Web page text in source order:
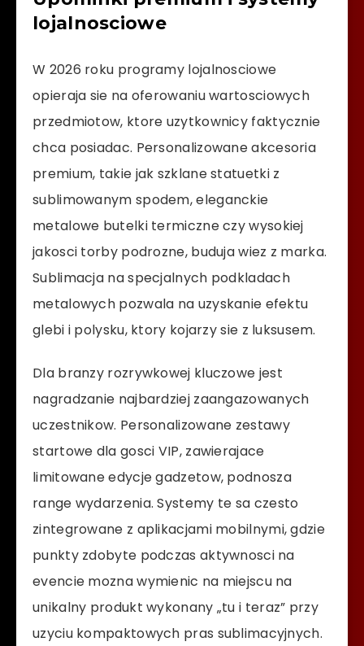
lojalnosciowe
W 2026 roku programy lojalnosciowe
opieraja sie na oferowaniu wartosciowych
przedmiotow, ktore uzytkownicy faktycznie
chca posiadac. Personalizowane akcesoria
premium, takie jak szklane statuetki z
sublimowanym spodem, eleganckie
metalowe butelki termiczne czy wysokiej
jakosci torby podrozne, buduja wiez z marka.
Sublimacja na specjalnych podkladach
metalowych pozwala na uzyskanie efektu
glebi i polysku, ktory kojarzy sie z luksusem.
Dla branzy rozrywkowej kluczowe jest
nagradzanie najbardziej zaangazowanych
uczestnikow. Personalizowane zestawy
startowe dla gosci VIP, zawierajace
limitowane edycje gadzetow, podnosza
range wydarzenia. Systemy te sa czesto
zintegrowane z aplikacjami mobilnymi, gdzie
punkty zdobyte podczas aktywnosci na
evencie mozna wymienic na miejscu na
unikalny produkt wykonany „tu i teraz” przy
uzyciu kompaktowych pras sublimacyjnych.